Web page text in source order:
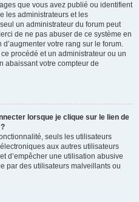
que vous avez publié ou identifient
les administrateurs et les
un administrateur du forum peut
de ne pas abuser de ce système en
votre rang sur le forum.
procédé et un administrateur ou un
abaissant votre compteur de
lorsque je clique sur le lien de
seuls les utilisateurs
aux autres utilisateurs
d’empêcher une utilisation abusive
par des utilisateurs malveillants ou